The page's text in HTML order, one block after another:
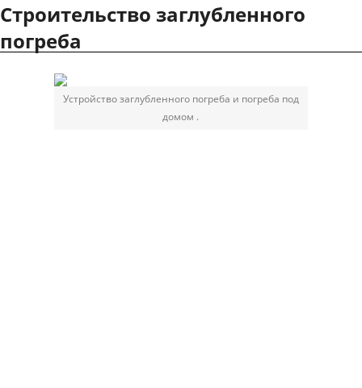
Строительство заглубленного
погреба
Устройство заглубленного погреба и погреба под
домом .